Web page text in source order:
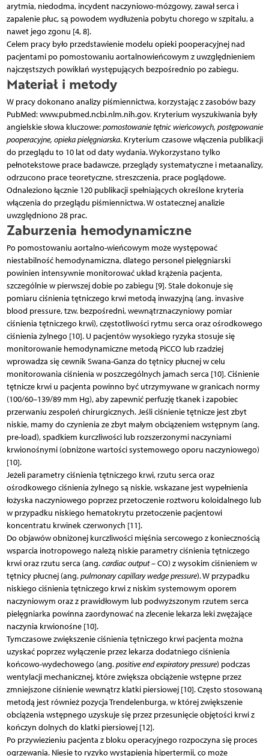
arytmia, niedodma, incydent naczyniowo-mózgowy, zawał serca i
zapalenie płuc, są powodem wydłużenia pobytu chorego w szpitalu, a
nawet jego zgonu [4, 8].
Celem pracy było przedstawienie modelu opieki pooperacyjnej nad
pacjentami po pomostowaniu aortalnowieńcowym z uwzględnieniem
najczęstszych powikłań występujących bezpośrednio po zabiegu.
Materiał i metody
W pracy dokonano analizy piśmiennictwa, korzystając z zasobów bazy
PubMed: www.pubmed.ncbi.nlm.nih.gov. Kryterium wyszukiwania były
angielskie słowa kluczowe:pomostowanie tętnic wieńcowych, postępowanie
pooperacyjne, opieka pielęgniarska. Kryterium czasowe włączenia publikacji
do przeglądu to 10 lat od daty wydania. Wykorzystano tylko
pełnotekstowe prace badawcze, przeglądy systematyczne i metaanalizy,
odrzucono prace teoretyczne, streszczenia, prace poglądowe.
Odnaleziono łącznie 120 publikacji spełniających określone kryteria
włączenia do przeglądu piśmiennictwa. W ostatecznej analizie
uwzględniono 28 prac.
Zaburzenia hemodynamiczne
Po pomostowaniu aortalno-wieńcowym może występować
niestabilność hemodynamiczna, dlatego personel pielęgniarski
powinien intensywnie monitorować układ krążenia pacjenta,
szczególnie w pierwszej dobie po zabiegu [9]. Stale dokonuje się
pomiaru ciśnienia tętniczego krwi metodą inwazyjną (ang. invasive
blood pressure, tzw. bezpośredni, wewnątrznaczyniowy pomiar
ciśnienia tętniczego krwi), częstotliwości rytmu serca oraz ośrodkowego
ciśnienia żylnego [10]. U pacjentów wysokiego ryzyka stosuje się
monitorowanie hemodynamiczne metodą PiCCO lub rzadziej
wprowadza się cewnik Swana-Ganza do tętnicy płucnej w celu
monitorowania ciśnienia w poszczególnych jamach serca [10]. Ciśnienie
tętnicze krwi u pacjenta powinno być utrzymywane w granicach normy
(100/60–139/89 mm Hg), aby zapewnić perfuzję tkanek i zapobiec
przerwaniu zespoleń chirurgicznych. Jeśli ciśnienie tętnicze jest zbyt
niskie, mamy do czynienia ze zbyt małym obciążeniem wstępnym (ang.
pre-load), spadkiem kurczliwości lub rozszerzonymi naczyniami
krwionośnymi (obniżone wartości systemowego oporu naczyniowego)
[10].
Jeżeli parametry ciśnienia tętniczego krwi, rzutu serca oraz
ośrodkowego ciśnienia żylnego są niskie, wskazane jest wypełnienia
łożyska naczyniowego poprzez przetoczenie roztworu koloidalnego lub
w przypadku niskiego hematokrytu przetoczenie pacjentowi
koncentratu krwinek czerwonych [11].
Do objawów obniżonej kurczliwości mięśnia sercowego z koniecznością
wsparcia inotropowego należą niskie parametry ciśnienia tętniczego
krwi oraz rzutu serca (ang.cardiac output– CO) z wysokim ciśnieniem w
tętnicy płucnej (ang.pulmonary capillary wedge pressure). W przypadku
niskiego ciśnienia tętniczego krwi z niskim systemowym oporem
naczyniowym oraz z prawidłowym lub podwyższonym rzutem serca
pielęgniarka powinna zaordynować na zlecenie lekarza leki zwężające
naczynia krwionośne [10].
Tymczasowe zwiększenie ciśnienia tętniczego krwi pacjenta można
uzyskać poprzez wyłączenie przez lekarza dodatniego ciśnienia
końcowo-wydechowego (ang.positive end expiratory pressure) podczas
wentylacji mechanicznej, które zwiększa obciążenie wstępne przez
zmniejszone ciśnienie wewnątrz klatki piersiowej [10]. Często stosowaną
metodą jest również pozycja Trendelenburga, w której zwiększenie
obciążenia wstępnego uzyskuje się przez przesunięcie objętości krwi z
kończyn dolnych do klatki piersiowej [12].
Po przywiezieniu pacjenta z bloku operacyjnego rozpoczyna się proces
ogrzewania. Niesie to ryzyko wystąpienia hipertermii, co może